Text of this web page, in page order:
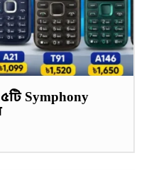
Symphony